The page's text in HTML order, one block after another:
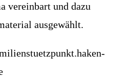
vereinbart und dazu
ausgewählt.